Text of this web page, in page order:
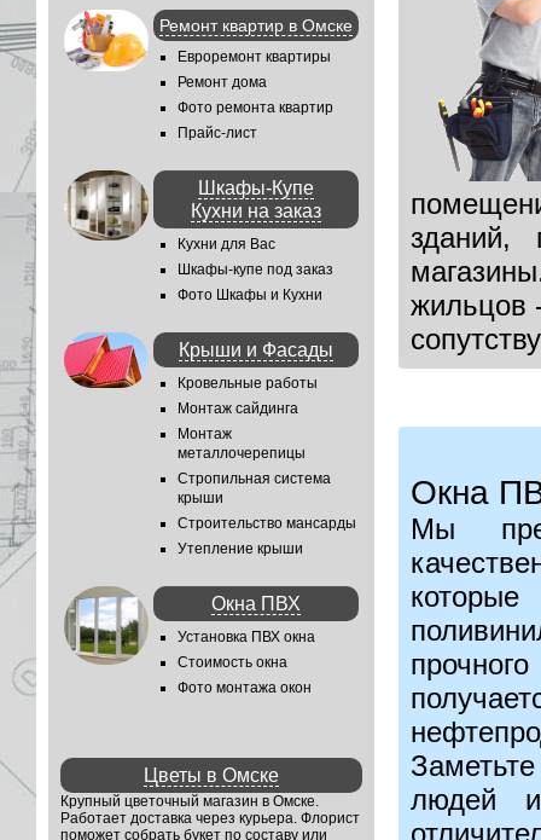
Ремонт квартир в Омске
Евроремонт квартиры
Ремонт дома
Фото ремонта квартир
Прайс-лист
Шкафы-Купе
Кухни на заказ
Кухни для Вас
Шкафы-купе под заказ
Фото Шкафы и Кухни
Крыши и Фасады
Кровельные работы
Монтаж сайдинга
Монтаж
металлочерепицы
Стропильная система
крыши
Строительство мансарды
Утепление крыши
Окна ПВХ
Установка ПВХ окна
Стоимость окна
Фото монтажа окон
Цветы в Омске
Крупный цветочный магазин в Омске.
Работает доставка через курьера. Флорист
поможет собрать букет по составу или
зданий,
жильцов
Окна
Мы
людей